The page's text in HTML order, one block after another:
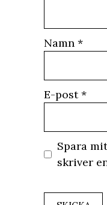
Namn *
E-post*
Spara
skriver